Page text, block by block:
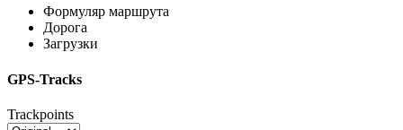
Формуляр маршрута
Дорога
Загрузки
GPS-Tracks
Trackpoints